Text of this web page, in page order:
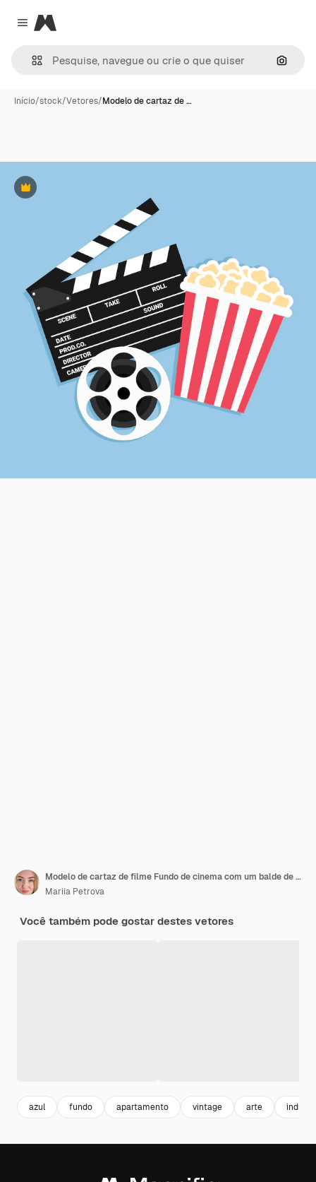
Close menu
Magnific
Início/stock/Vetores/Modelo de cartaz de …
Premium
Modelo de cartaz de filme Fundo de cinema com um balde de pipocas e clapperboard
Mariia Petrova
Você também pode gostar destes vetores
azul fundo apartamento vintage arte